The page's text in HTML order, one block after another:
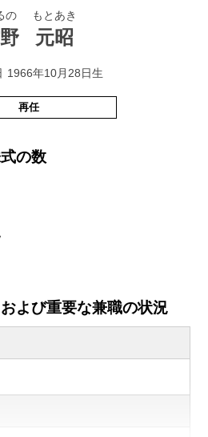
ポレーション代表取締役会長就
就任（現任）
ポレーション代表取締役社長就
の もとあき
元昭
1966年10月28日生
再任
の数
よび重要な兼職の状況